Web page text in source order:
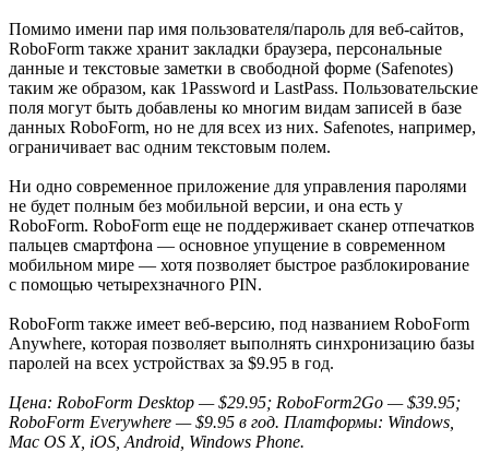
Помимо имени пар имя пользователя/пароль для веб-сайтов,
RoboForm также хранит закладки браузера, персональные
данные и текстовые заметки в свободной форме (Safenotes)
таким же образом, как 1Password и LastPass. Пользовательские
поля могут быть добавлены ко многим видам записей в базе
данных RoboForm, но не для всех из них. Safenotes, например,
ограничивает вас одним текстовым полем.
Ни одно современное приложение для управления паролями
не будет полным без мобильной версии, и она есть у
RoboForm. RoboForm еще не поддерживает сканер отпечатков
пальцев смартфона — основное упущение в современном
мобильном мире — хотя позволяет быстрое разблокирование
с помощью четырехзначного PIN.
RoboForm также имеет веб-версию, под названием RoboForm
Anywhere, которая позволяет выполнять синхронизацию базы
паролей на всех устройствах за $9.95 в год.
Цена: RoboForm Desktop — $29.95; RoboForm2Go — $39.95;
RoboForm Everywhere — $9.95 в год. Платформы: Windows,
Mac OS X, iOS, Android, Windows Phone.